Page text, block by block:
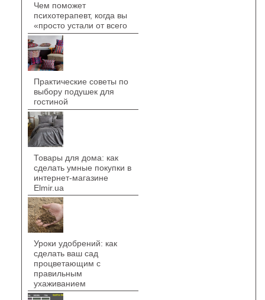
Чем поможет
психотерапевт, когда вы
«просто устали от всего
Практические советы по
выбору подушек для
гостиной
Товары для дома: как
сделать умные покупки в
интернет-магазине
Elmir.ua
Уроки удобрений: как
сделать ваш сад
процветающим с
правильным
ухаживанием